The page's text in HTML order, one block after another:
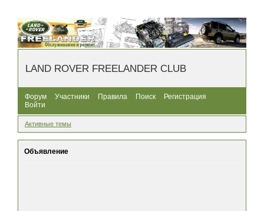
LAND ROVER FREELANDER CLUB
Форум Участники Правила Поиск
Регистрация
Войти
Активные темы
Объявление